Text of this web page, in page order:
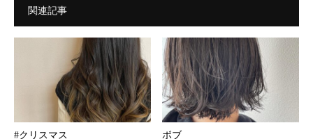
関連記事
#クリスマス ボブ